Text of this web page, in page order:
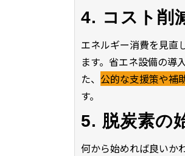
4. コスト削
エネルギー消費を見直
ます。省エネ設備の導
た、 公的な支援策や補
す。
5. 脱炭素の
何から始めれば良いか